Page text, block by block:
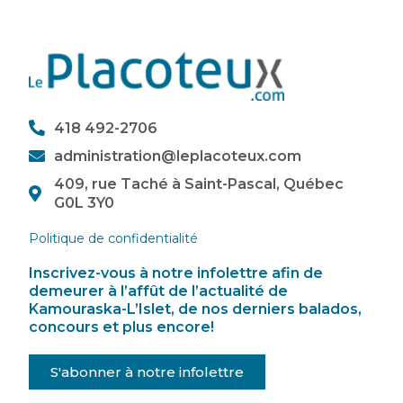
418 492-2706
administration@leplacoteux.com
409, rue Taché à Saint-Pascal, Québec
G0L 3Y0
Politique de confidentialité
Inscrivez-vous à notre infolettre afin de
demeurer à l’affût de l’actualité de
Kamouraska-L’Islet, de nos derniers balados,
concours et plus encore!
S'abonner à notre infolettre